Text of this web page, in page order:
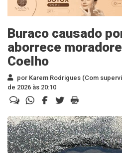
Buraco causado
aborrece
Coelho
por Karem Rodrigues (Com
de 2026 às 20:10